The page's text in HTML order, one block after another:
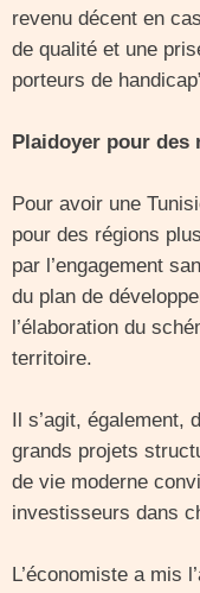
revenu décent en
de qualité et une
porteurs de
Plaidoyer pour des
Pour avoir une
pour des régions
par l’engagement
du plan de
l’élaboration du
territoire.
Il s’agit, également,
grands projets
de vie moderne
investisseurs dans
L’économiste a mis